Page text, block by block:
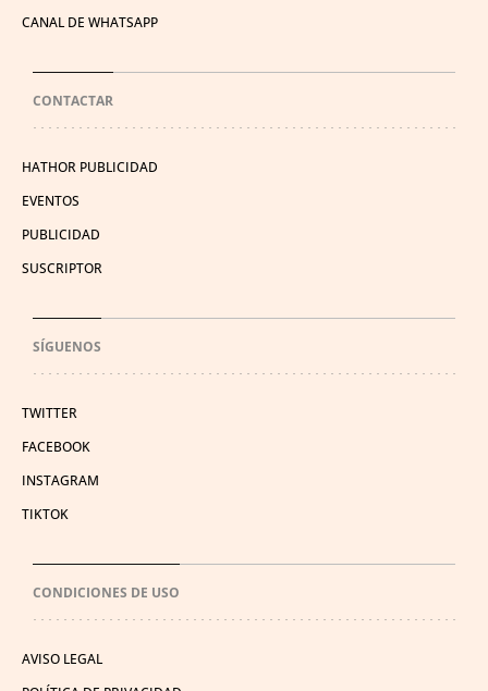
CANAL DE WHATSAPP
CONTACTAR
HATHOR PUBLICIDAD
EVENTOS
PUBLICIDAD
SUSCRIPTOR
SÍGUENOS
TWITTER
FACEBOOK
INSTAGRAM
TIKTOK
CONDICIONES DE USO
AVISO LEGAL